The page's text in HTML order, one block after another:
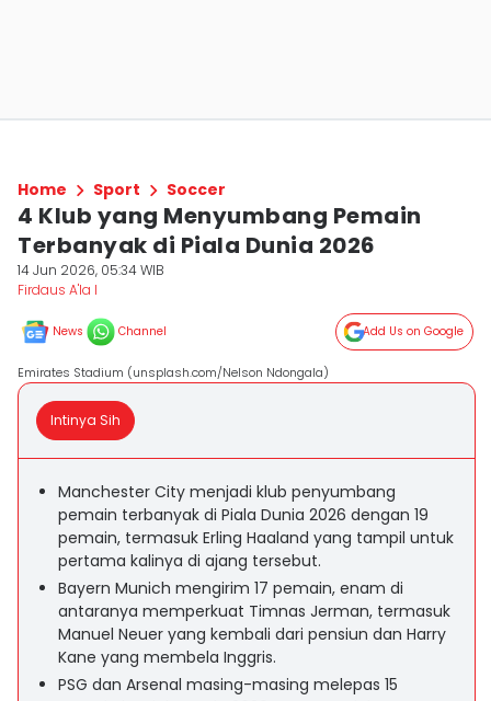
Home Sport Soccer
4 Klub yang Menyumbang Pemain
Terbanyak di Piala Dunia 2026
14 Jun 2026, 05:34 WIB
Firdaus A'la I
News Channel Add Us on Google
Emirates Stadium (unsplash.com/Nelson Ndongala)
Intinya Sih
Manchester City menjadi klub penyumbang
pemain terbanyak di Piala Dunia 2026 dengan 19
pemain, termasuk Erling Haaland yang tampil untuk
pertama kalinya di ajang tersebut.
Bayern Munich mengirim 17 pemain, enam di
antaranya memperkuat Timnas Jerman, termasuk
Manuel Neuer yang kembali dari pensiun dan Harry
Kane yang membela Inggris.
PSG dan Arsenal masing-masing melepas 15